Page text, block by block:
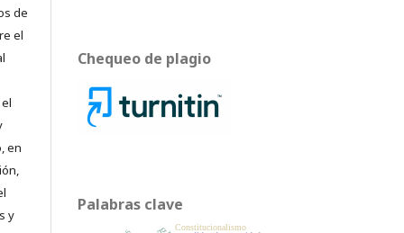
de
el
en
y
Chequeo de plagio
Palabras clave
Constitucionalismo